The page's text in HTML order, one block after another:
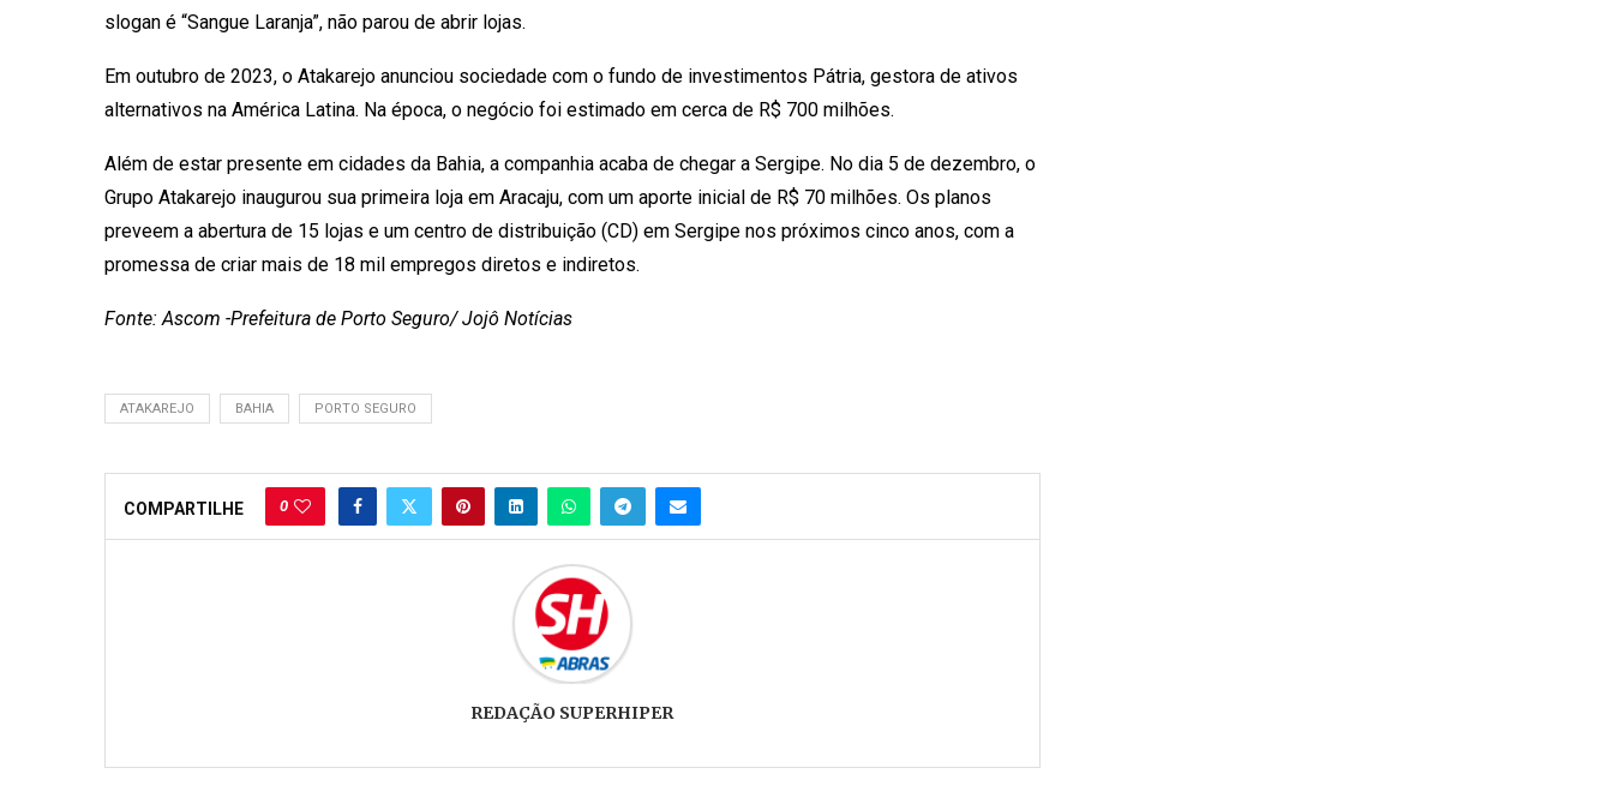
slogan é “Sangue Laranja”, não parou de abrir lojas.
Em outubro de 2023, o Atakarejo anunciou sociedade com o fundo de investimentos Pátria, gestora de ativos
alternativos na América Latina. Na época, o negócio foi estimado em cerca de R$ 700 milhões.
Além de estar presente em cidades da Bahia, a companhia acaba de chegar a Sergipe. No dia 5 de dezembro, o
Grupo Atakarejo inaugurou sua primeira loja em Aracaju, com um aporte inicial de R$ 70 milhões. Os planos
preveem a abertura de 15 lojas e um centro de distribuição (CD) em Sergipe nos próximos cinco anos, com a
promessa de criar mais de 18 mil empregos diretos e indiretos.
Fonte: Ascom -Prefeitura de Porto Seguro/ Jojô Notícias
ATAKAREJO BAHIA PORTO SEGURO
COMPARTILHE 0
REDAÇÃO SUPERHIPER